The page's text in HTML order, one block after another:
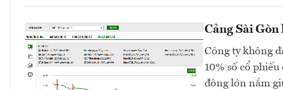
Cảng Sài
Công ty không
10% số cổ
đông lớn nắm